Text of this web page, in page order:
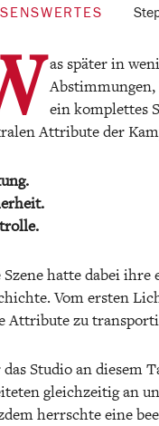
as später in
Abstimmungen,
ein komplettes
Attribute der
Szene hatte dabei
Vom ersten
Attribute zu
Studio an diesem
gleichzeitig an
herrschte eine